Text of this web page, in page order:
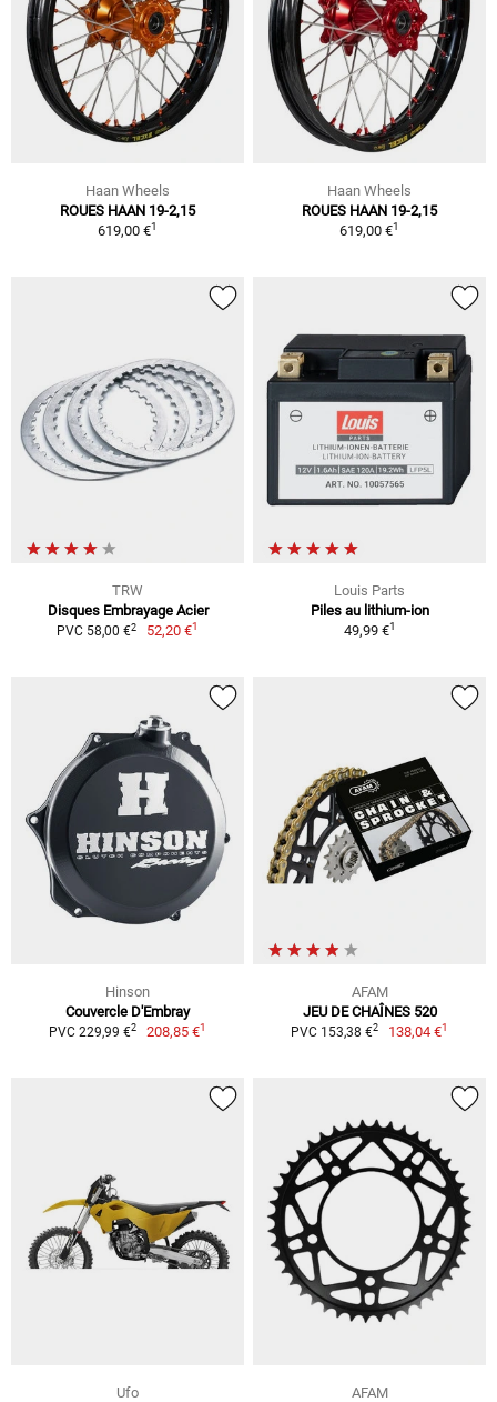
Haan Wheels
ROUES HAAN 19-2,15
619,00 €1
Haan Wheels
ROUES HAAN 19-2,15
619,00 €1
TRW
Disques Embrayage Acier
PVC 58,00 €2 52,20 €1
Louis Parts
Piles au lithium-ion
49,99 €1
Hinson
Couvercle D'Embray
PVC 229,99 €2 208,85 €1
AFAM
JEU DE CHAÎNES 520
PVC 153,38 €2 138,04 €1
Ufo
AFAM